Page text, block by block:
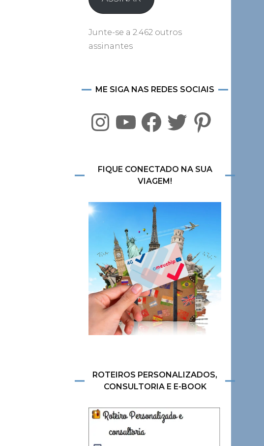
Junte-se a 2.462 outros
assinantes
ME SIGA NAS REDES SOCIAIS
InstagramYouTube FacebookTwitter Pinterest
FIQUE CONECTADO NA SUA
VIAGEM!
ROTEIROS PERSONALIZADOS,
CONSULTORIA E E-BOOK